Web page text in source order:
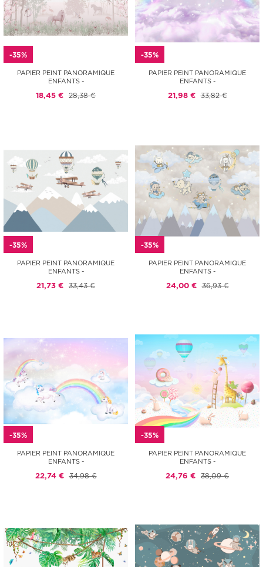
-35%
PAPIER PEINT PANORAMIQUE
ENFANTS -
18,45 € 28,38 €
-35%
PAPIER PEINT PANORAMIQUE
ENFANTS -
21,98 € 33,82 €
-35%
PAPIER PEINT PANORAMIQUE
ENFANTS -
21,73 € 33,43 €
-35%
PAPIER PEINT PANORAMIQUE
ENFANTS -
24,00 € 36,93 €
-35%
PAPIER PEINT PANORAMIQUE
ENFANTS -
22,74 € 34,98 €
-35%
PAPIER PEINT PANORAMIQUE
ENFANTS -
24,76 € 38,09 €